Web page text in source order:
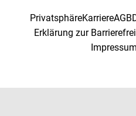
PrivatsphäreKarriereAGB
Erklärung zur
Impressum